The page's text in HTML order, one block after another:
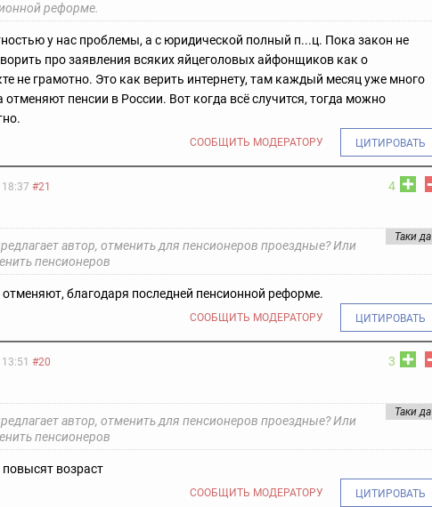
реформе.
у нас проблемы, а с юридической полный п...ц. Пока закон не
про заявления всяких яйцеголовых айфонщиков как о
не грамотно. Это как верить интернету, там каждый месяц уже много
отменяют пенсии в России. Вот когда всё случится, тогда можно
СООБЩИТЬ МОДЕРАТОРУ ЦИТИРОВАТЬ
4
#21
Таки да
автор, отменить для пенсионеров проездные? Или
пенсионеров
благодаря последней пенсионной реформе.
СООБЩИТЬ МОДЕРАТОРУ ЦИТИРОВАТЬ
3
#20
Таки да
автор, отменить для пенсионеров проездные? Или
пенсионеров
возраст
СООБЩИТЬ МОДЕРАТОРУ ЦИТИРОВАТЬ